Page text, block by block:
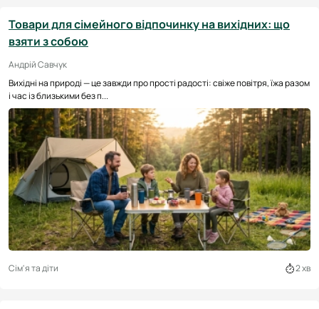
Товари для сімейного відпочинку на вихідних: що
взяти з собою
Андрій Савчук
Вихідні на природі — це завжди про прості радості: свіже повітря, їжа разом
і час із близькими без п...
Сім'я та діти 2 хв